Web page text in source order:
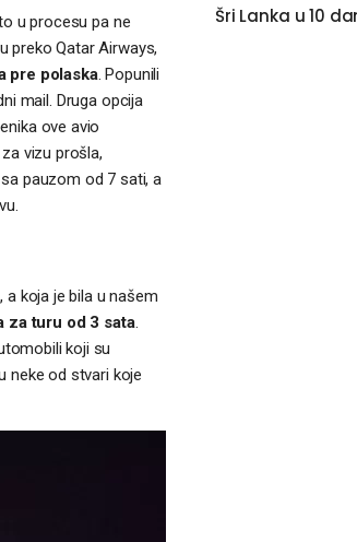
u procesu pa ne
preko Qatar Airways,
pre polaska. Popunili
mail. Druga opcija
ove avio
vizu prošla,
pauzom od 7 sati, a
koja je bila u našem
za turu od 3 sata.
koji su
neke od stvari koje
Šri Lanka u 10